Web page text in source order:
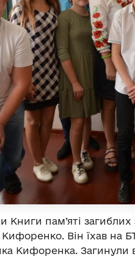
Книги пам’яті загиблих
Вiн їхав на
Кифоренка. Загинули